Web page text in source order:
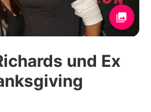
& Liebe
Exklusiv
auf Promiflashund Ex